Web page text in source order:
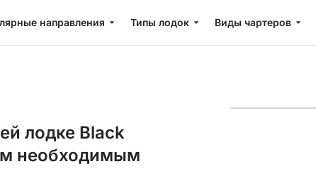
направления Типы лодок Виды чартеров
лодке Black
необходимым